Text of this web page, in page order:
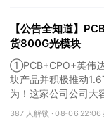
【公告全知道】
货800G光模块
①PCB+CPO+英伟
块产品并积极推动
为！这家公司公司大
户；③边缘计算+智
387 人解锁 ·08-06 22:06